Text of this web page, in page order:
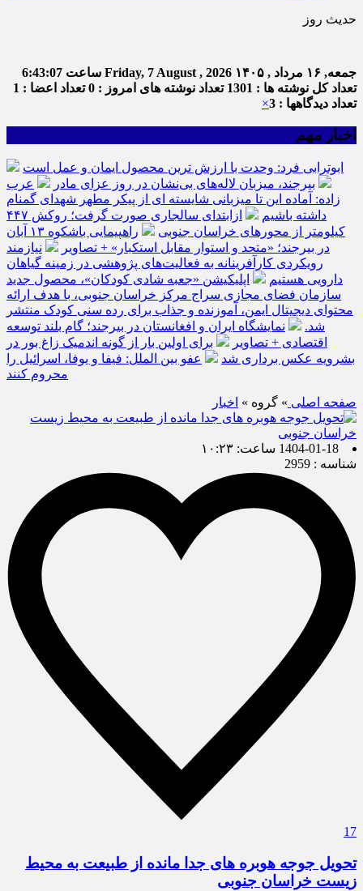
حدیث روز
جمعه, ۱۶ مرداد , ۱۴۰۵ Friday, 7 August , 2026 ساعت 6:43:07
تعداد کل نوشته ها : 1301
تعداد نوشته های امروز : 0
تعداد اعضا : 1
تعداد دیدگاهها : 3
×
اخبار مهم
ابوترابی فرد: وحدت با ارزش ترین محصول ایمان و عمل است
بیرجند، میزبان لاله‌های بی‌نشان در روز عزای مادر
عرب
زاده: آماده این تا میزبانی شایسته ای از پیکر مطهر شهدای گمنام
داشته باشیم
ازابتدای سالجاری صورت گرفت؛ روکش ۴۴۷
کیلومتر از محورهای خراسان جنوبی
راهپیمایی باشکوه ۱۳ آبان
در بیرجند؛ «متحد و استوار مقابل استکبار» + تصاویر
نیازمند
رویکردی کارآفرینانه به فعالیت‌های پژوهشی در زمینه گیاهان
دارویی هستیم
اپلیکیشن «جعبه شادی کودکان»، محصول جدید
سازمان فضای مجازی سراج مرکز خراسان جنوبی، با هدف ارائه
محتوای دیجیتال ایمن، آموزنده و جذاب برای رده سنی کودک منتشر
شد.
نمایشگاه ایران و افغانستان در بیرجند؛ گام بلند توسعه
اقتصادی + تصاویر
برای اولین بار از گونه اندمیک زاغ بور در
بشرویه عکس برداری شد
عفو بین الملل: فیفا و یوفا، اسرائیل را
محروم کنند
صفحه اصلی » گروه » اخبار
1404-01-18 ساعت: ۱۰:۲۳
شناسه : 2959
17
تحویل جوجه هوبره های جدا مانده از طبیعت به محیط
زیست خراسان جنوبی